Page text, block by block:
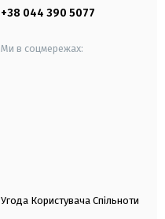
+38 044 390 5077
Ми в соцмережах:
Угода Користувача Спільноти